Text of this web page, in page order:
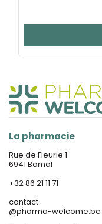
La pharmacie
Rue de Fleurie 1
6941 Bomal
+32 86 21 11 71
contact
@pharma-welcome.be